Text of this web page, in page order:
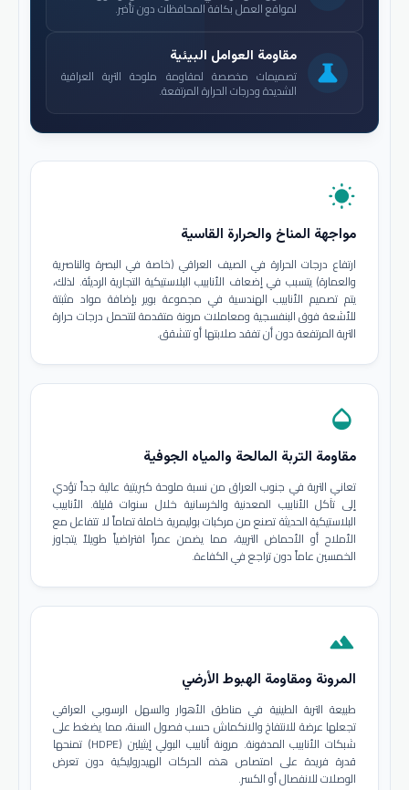
لمواقع العمل بكافة المحافظات دون تأخير.
science
مقاومة العوامل البيئية
تصميمات مخصصة لمقاومة ملوحة التربة العراقية
الشديدة ودرجات الحرارة المرتفعة.
wb_sunny
مواجهة المناخ والحرارة القاسية
ارتفاع درجات الحرارة في الصيف العراقي (خاصة في البصرة والناصرية
والعمارة) يتسبب في إضعاف الأنابيب البلاستيكية التجارية الرديئة. لذلك،
يتم تصميم الأنابيب الهندسية في مجموعة بوير بإضافة مواد مثبتة
للأشعة فوق البنفسجية ومعاملات مرونة متقدمة لتتحمل درجات حرارة
التربة المرتفعة دون أن تفقد صلابتها أو تتشقق.
opacity
مقاومة التربة المالحة والمياه الجوفية
تعاني التربة في جنوب العراق من نسبة ملوحة كبريتية عالية جداً تؤدي
إلى تآكل الأنابيب المعدنية والخرسانية خلال سنوات قليلة. الأنابيب
البلاستيكية الحديثة تصنع من مركبات بوليمرية خاملة تماماً لا تتفاعل مع
الأملاح أو الأحماض التربية، مما يضمن عمراً افتراضياً طويلاً يتجاوز
الخمسين عاماً دون تراجع في الكفاءة.
terrain
المرونة ومقاومة الهبوط الأرضي
طبيعة التربة الطينية في مناطق الأهوار والسهل الرسوبي العراقي
تجعلها عرضة للانتفاخ والانكماش حسب فصول السنة، مما يضغط على
شبكات الأنابيب المدفونة. مرونة أنابيب البولي إيثيلين (HDPE) تمنحها
قدرة فريدة على امتصاص هذه الحركات الهيدروليكية دون تعرض
الوصلات للانفصال أو الكسر.